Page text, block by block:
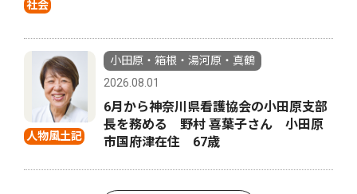
社会
人物風土記
小田原・箱根・湯河原・真鶴
2026.08.01
6月から神奈川県看護協会の小田原支部
長を務める 野村 喜葉子さん 小田原
市国府津在住 67歳